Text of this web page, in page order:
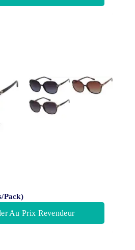
Pack)
Au Prix Revendeur